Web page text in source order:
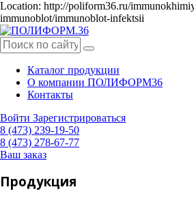
Location: http://poliform36.ru/
immunoblot/immunoblot-infektsii
Каталог продукции
О компании ПОЛИФОРМ36
Контакты
Войти Зарегистрироваться
8 (473) 239-19-50
8 (473) 278-67-77
Ваш заказ
Продукция